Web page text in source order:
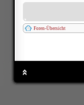
Foren-Übersicht